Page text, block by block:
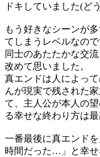
ドキしていました(ど
もう好きなシーンが
てしまうレベルなの
同士のあたたかな交
改めて思いました。
真エンドは人によっ
んが現実で残された
て、主人公が本人の
る幸せな終わり方は
一番最後に真エンド
時間だった…」と幸せ